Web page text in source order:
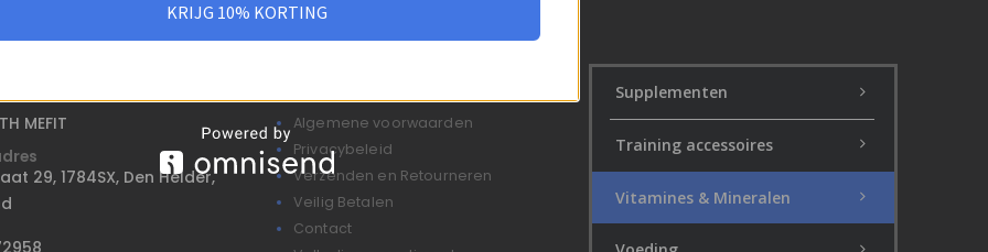
MEFIT
29, 1784SX, Den Helder,
Algemene voorwaarden
Privacybeleid
Verzenden en Retourneren
Veilig Betalen
Contact
Supplementen
Training accessoires
Vitamines & Mineralen
KRIJG 10% KORTING